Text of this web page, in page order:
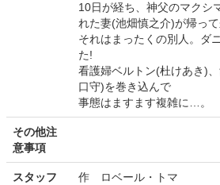
10日が経ち、神父のマクシ
れた妻(池畑慎之介)が帰って
それはまったくの別人。ダ
た!
看護婦ベルトン(杜けあき)
口守)を巻き込んで
事態はますます複雑に…。
その他注
意事項
スタッフ
作 ロベール・トマ